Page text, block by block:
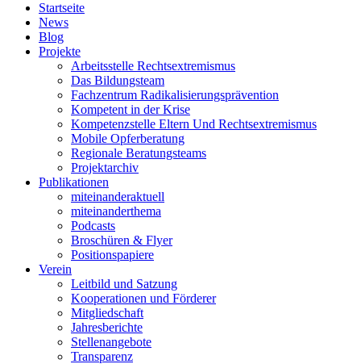
Startseite
News
Blog
Projekte
Arbeitsstelle Rechtsextremismus
Das Bildungsteam
Fachzentrum Radikalisierungsprävention
Kompetent in der Krise
Kompetenzstelle Eltern Und Rechtsextremismus
Mobile Opferberatung
Regionale Beratungsteams
Projektarchiv
Publikationen
miteinanderaktuell
miteinanderthema
Podcasts
Broschüren & Flyer
Positionspapiere
Verein
Leitbild und Satzung
Kooperationen und Förderer
Mitgliedschaft
Jahresberichte
Stellenangebote
Transparenz